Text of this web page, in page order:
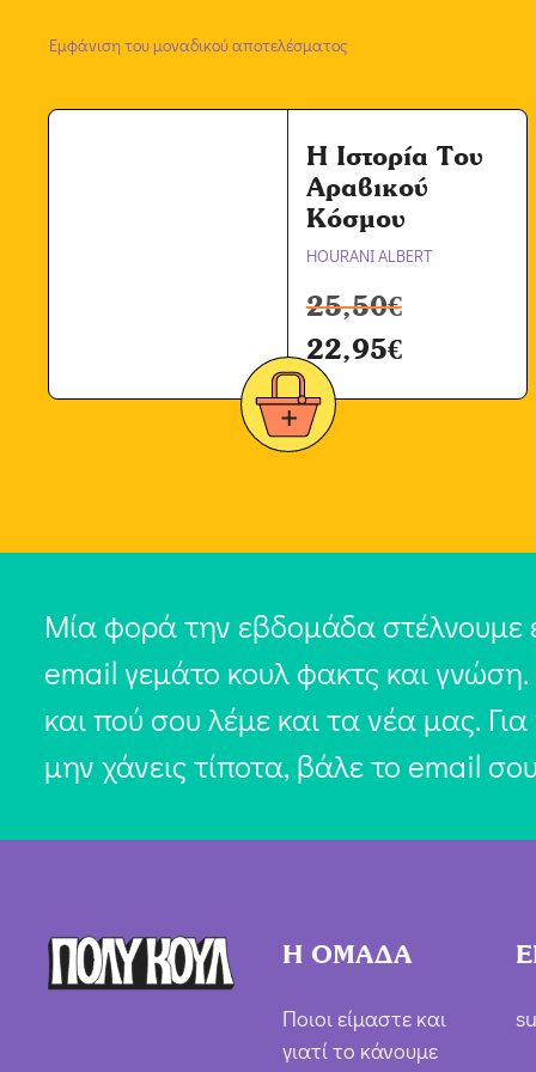
Εμφάνιση του μοναδικού αποτελέσματος
Η Ιστορία Του
Αραβικού
Κόσμου
HOURANI ALBERT
25,50€
22,95€
Μία φορά την εβδομάδα στέλνουμε
email γεμάτο κουλ φακτς και
και πού σου λέμε και τα νέα μας.
μην χάνεις τίποτα, βάλε το email
Η ΟΜΑΔΑ
Ποιοι είμαστε και
γιατί το κάνουμε